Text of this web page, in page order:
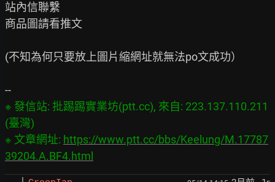
站內信聯繫
商品圖請看推文
(不知為何只要放上圖片縮網址就無法po文成功）
※ 發信站: 批踢踢實業坊(ptt.cc), 來自: 223.137.110.211
(臺灣)
※ 文章網址: https://www.ptt.cc/bbs/Keelung/M.17787
39204.A.BF4.html